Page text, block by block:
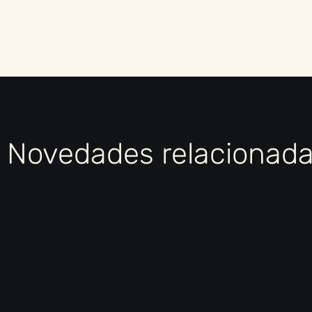
Novedades